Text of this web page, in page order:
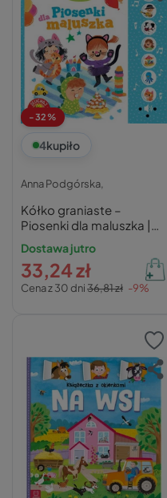
-32%
4kupiło
Anna Podgórska,
Kółko graniaste –
Piosenki dla maluszka |
Anna Podgórska
Dostawa jutro
Cena z 30 dni36,81 zł -9%
33,24 zł